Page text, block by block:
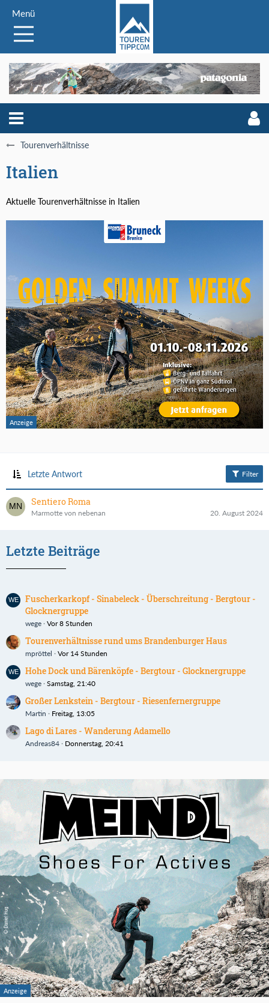
Menü
Tourenverhältnisse
Italien
Aktuelle Tourenverhältnisse in Italien
Letzte Antwort Filter
Sentiero Roma
Marmotte von nebenan 20. August 2024
Letzte Beiträge
Fuscherkarkopf - Sinabeleck - Überschreitung - Bergtour -
Glocknergruppe
wege Vor 8 Stunden
Tourenverhältnisse rund ums Brandenburger Haus
mpröttel Vor 14 Stunden
Hohe Dock und Bärenköpfe - Bergtour - Glocknergruppe
wege Samstag, 21:40
Großer Lenkstein - Bergtour - Riesenfernergruppe
Martin Freitag, 13:05
Lago di Lares - Wanderung Adamello
Andreas84 Donnerstag, 20:41